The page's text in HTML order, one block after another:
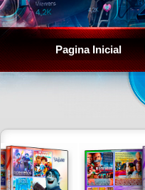
Pagina Inicial